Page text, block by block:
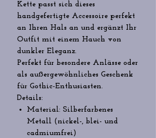
Kette passt sich dieses
handgefertigte Accessoire perfekt
an Ihren Hals an und ergänzt Ihr
Outfit mit einem Hauch von
dunkler Eleganz.
Perfekt für besondere Anlässe oder
als außergewöhnliches Geschenk
für Gothic-Enthusiasten.
Details:
Material: Silberfarbenes
Metall (nickel-, blei- und
cadmiumfrei)